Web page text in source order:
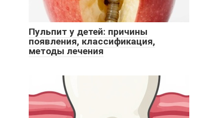
Пульпит у детей: причины
появления, классификация,
методы лечения